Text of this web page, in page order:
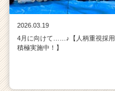
2026.03.19
4月に向けて……♪【人柄重視採用
積極実施中！】